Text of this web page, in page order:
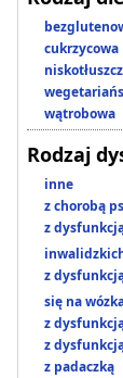
cukrzycowa
wątrobowa
Rodzaj
inne
z chorobą
z
z
się na
z
z
z padaczką